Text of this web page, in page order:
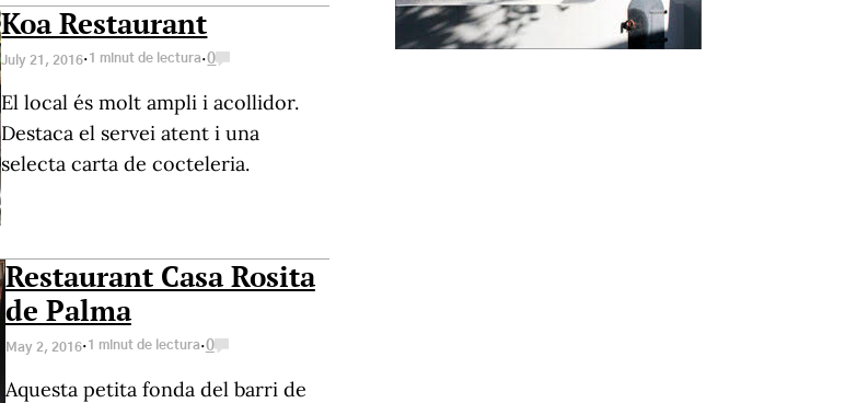
Koa Restaurant
July 21, 2016·1 minut de lectura·0
El local és molt ampli i acollidor.
Destaca el servei atent i una
selecta carta de cocteleria.
Restaurant Casa Rosita
de Palma
May 2, 2016·1 minut de lectura·0
Aquesta petita fonda del barri de